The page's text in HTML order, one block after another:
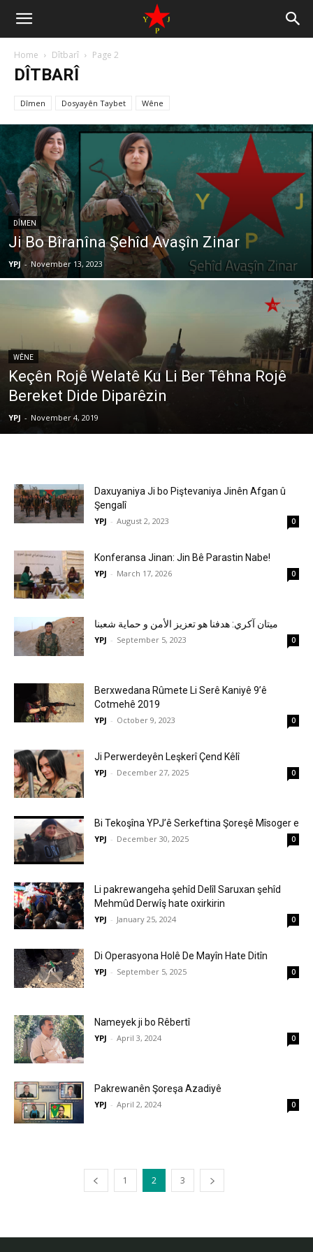
Home Dîtbarî Page 2
DÎTBARÎ
Dîmen Dosyayên Taybet Wêne
DÎMEN
Ji Bo Bîranîna Şehîd Avaşîn Zinar
YPJ - November 13, 2023
WÊNE
Keçên Rojê Welatê Ku Li Ber Têhna Rojê
Bereket Dide Diparêzin
YPJ - November 4, 2019
Daxuyaniya Ji bo Piştevaniya Jinên Afgan û
Şengalî
YPJ - August 2, 2023 0
Konferansa Jinan: Jin Bê Parastin Nabe!
YPJ - March 17, 2026 0
ميتان آكري: هدفنا هو تعزيز الأمن و حماية شعبنا
YPJ - September 5, 2023 0
Berxwedana Rûmete Li Serê Kaniyê 9’ê
Cotmehê 2019
YPJ - October 9, 2023 0
Ji Perwerdeyên Leşkerî Çend Kêlî
YPJ - December 27, 2025 0
Bi Tekoşîna YPJ’ê Serkeftina Şoreşê Mîsoger e
YPJ - December 30, 2025 0
Li pakrewangeha şehîd Delîl Saruxan şehîd
Mehmûd Derwîş hate oxirkirin
YPJ - January 25, 2024 0
Di Operasyona Holê De Mayîn Hate Ditîn
YPJ - September 5, 2025 0
Nameyek ji bo Rêbertî
YPJ - April 3, 2024 0
Pakrewanên Şoreşa Azadiyê
YPJ - April 2, 2024 0
1 2 3